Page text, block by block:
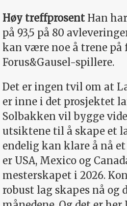
Høy treffprosent Han
på 93,5 på 80
kan være noe å trene på
Forus&Gausel-spillere.
Det er ingen tvil om at
er inne i det prosjektet
Solbakken vil bygge
utsiktene til å skape et
endelig kan klare å nå
er USA, Mexico og
mesterskapet i 2026.
robust lag skapes nå og